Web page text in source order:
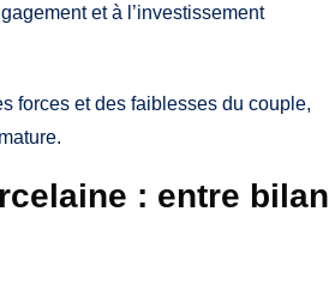
et à l’investissement
forces et des faiblesses du couple,
: entre bilan